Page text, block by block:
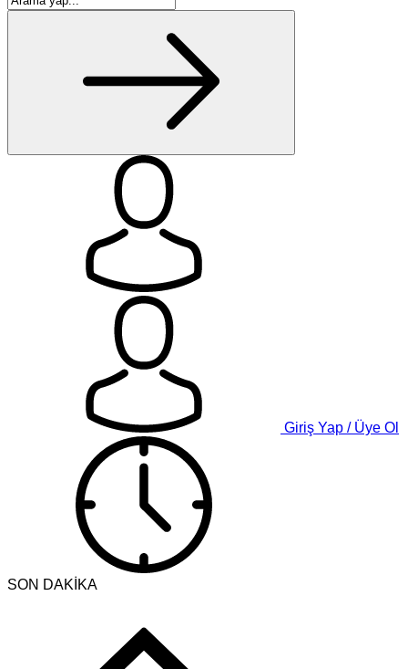
Giriş Yap / Üye Ol
SON DAKİKA